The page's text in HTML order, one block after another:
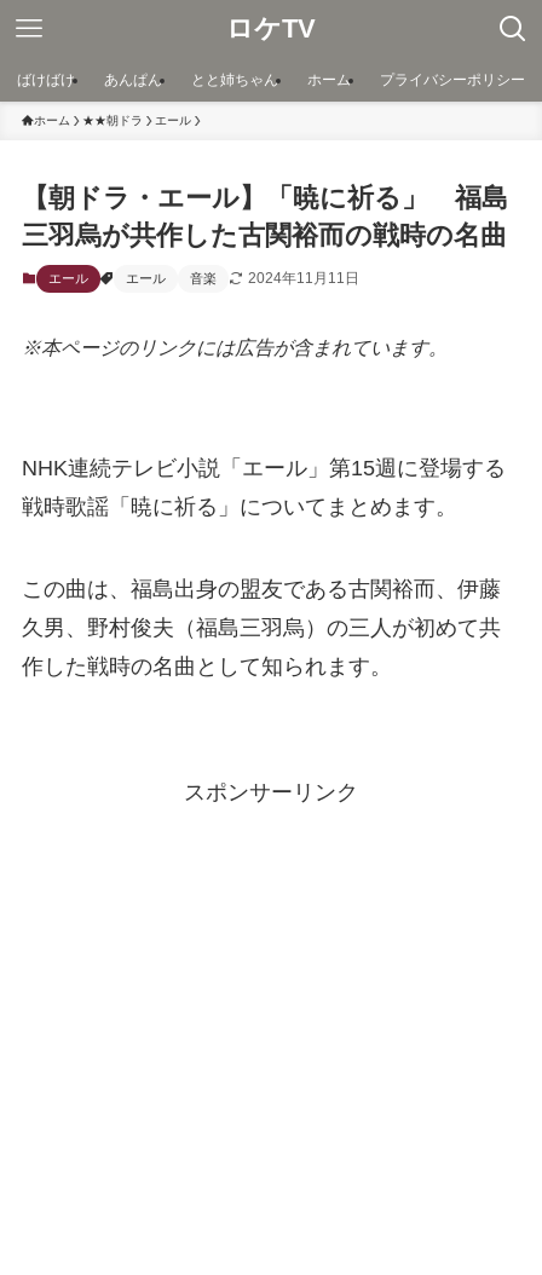
ロケTV
ばけばけ あんぱん とと姉ちゃん ホーム プライバシーポリシー
ホーム ★★朝ドラ エール
【朝ドラ・エール】「暁に祈る」 福島
三羽烏が共作した古関裕而の戦時の名曲
エール エール 音楽 2024年11月11日
※本ページのリンクには広告が含まれています。
NHK連続テレビ小説「エール」第15週に登場する
戦時歌謡「暁に祈る」についてまとめます。
この曲は、福島出身の盟友である古関裕而、伊藤
久男、野村俊夫（福島三羽烏）の三人が初めて共
作した戦時の名曲として知られます。
スポンサーリンク